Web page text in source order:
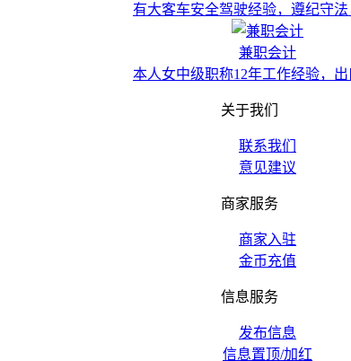
有大客车安全驾驶经验，遵纪守法
兼职会计
本人女中级职称12年工作经验，出
关于我们
联系我们
意见建议
商家服务
商家入驻
金币充值
信息服务
发布信息
信息置顶/加红